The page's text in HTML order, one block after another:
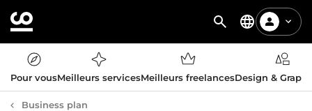
Pour vousMeilleurs servicesMeilleurs freelancesDesign &
Business plan